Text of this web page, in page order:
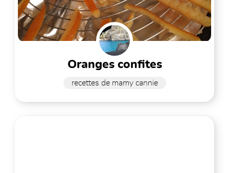
oranges confites
recettes de mamy cannie